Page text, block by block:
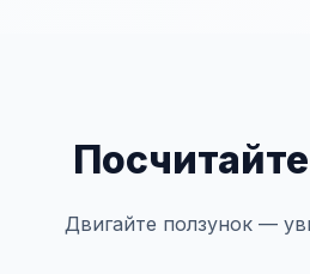
Двигайте ползунок —